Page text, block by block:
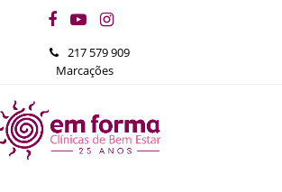
Facebook
YouTubeInstagram
217 579 909
Marcações